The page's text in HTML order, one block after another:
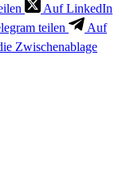
Auf LinkedIn
teilen
Auf
Zwischenablage